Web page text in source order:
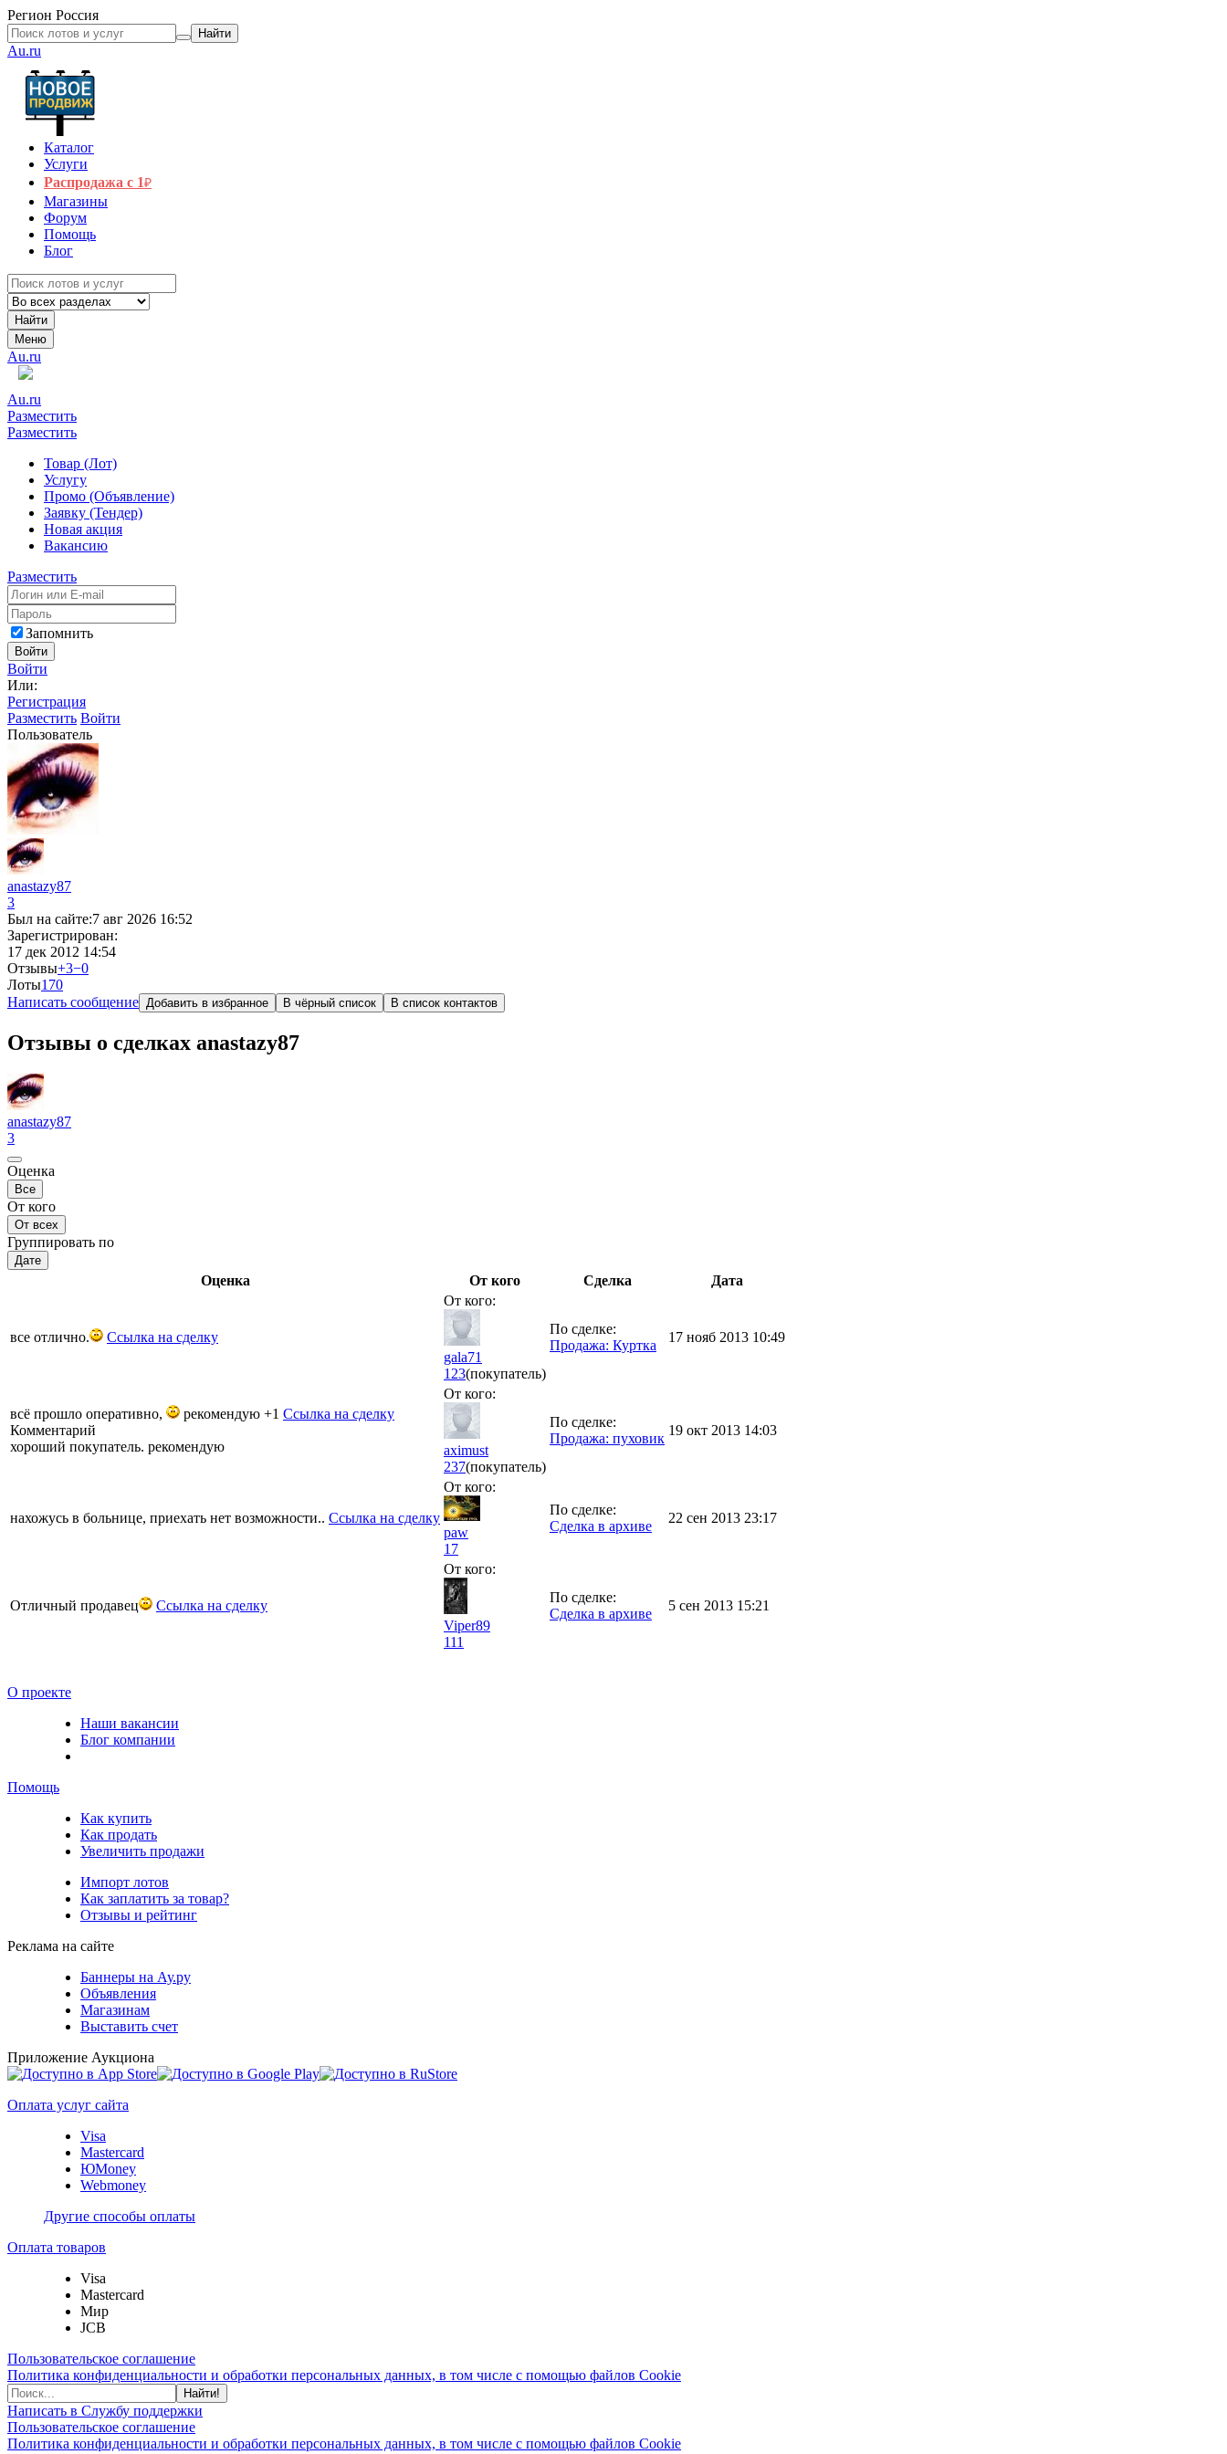
Регион Россия
Найти
Au.ru
Каталог
Услуги
Распродажа с 1₽
Магазины
Форум
Помощь
Блог
Найти
Меню
Au.ru
Au.ru
Разместить
Разместить
Товар (Лот)
Услугу
Промо (Объявление)
Заявку (Тендер)
Новая акция
Вакансию
Разместить
Запомнить
Войти
Войти
Или:
Регистрация
Разместить Войти
Пользователь
anastazy87
3
Был на сайте:7 авг 2026 16:52
Зарегистрирован:
17 дек 2012 14:54
Отзывы+3−0
Лоты170
Написать сообщение Добавить в избранное В чёрный список В список контактов
Отзывы о сделках anastazy87
anastazy87
3
Оценка
Все
От кого
От всех
Группировать по
Дате
Оценка От кого Сделка Дата
все отлично. Ссылка на сделку
От кого:
gala71
123(покупатель)
По сделке:
Продажа: Куртка
17 нояб 2013 10:49
всё прошло оперативно, рекомендую +1 Ссылка на сделку
Комментарий
хороший покупатель. рекомендую
От кого:
aximust
237(покупатель)
По сделке:
Продажа: пуховик
19 окт 2013 14:03
нахожусь в больнице, приехать нет возможности.. Ссылка на сделку
От кого:
paw
17
По сделке:
Сделка в архиве
22 сен 2013 23:17
Отличный продавец Ссылка на сделку
От кого:
Viper89
111
По сделке:
Сделка в архиве
5 сен 2013 15:21
О проекте
Наши вакансии
Блог компании
Помощь
Как купить
Как продать
Увеличить продажи
Импорт лотов
Как заплатить за товар?
Отзывы и рейтинг
Реклама на сайте
Баннеры на Ау.ру
Объявления
Магазинам
Выставить счет
Приложение Аукциона
Оплата услуг сайта
Visa
Mastercard
ЮMoney
Webmoney
Другие способы оплаты
Оплата товаров
Visa
Mastercard
Мир
JCB
Пользовательское соглашение
Политика конфиденциальности и обработки персональных данных, в том числе с помощью файлов Cookie
Найти!
Написать в Службу поддержки
Пользовательское соглашение
Политика конфиденциальности и обработки персональных данных, в том числе с помощью файлов Cookie